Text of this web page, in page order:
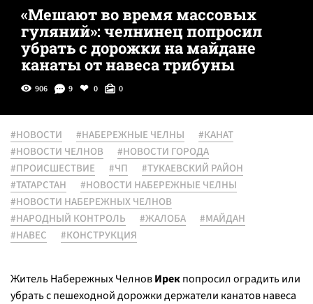
«Мешают во время массовых
гуляний»: челнинец попросил
убрать с дорожки на майдане
канаты от навеса трибуны
906 9 0 0
#НОВОСТИ #НАБЕРЕЖНЫЕ ЧЕЛНЫ
#КАНАТ
#НОВОСТИ ЧЕЛНОВ
#НОВОСТИ ГОРОДА
#ПРОИСШЕСТВИЕ
#ЧП
#ТУКАЕВСКИЙ РАЙОН
#ТАТАРСТАН
#НОВОСТИ НАБЕРЕЖНЫЕ ЧЕЛНЫ
#НОВОСТИ НАБЕРЕЖНЫХ ЧЕЛНОВ
#НАРОДНЫЙ КОНТРОЛЬ
#ЖАЛОБА
#МАЙДАН
#НАВЕС
#КОНСТРУКЦИЯ
Житель Набережных ЧелновИрекпопросил оградить или
убрать с пешеходной дорожки держатели канатов навеса